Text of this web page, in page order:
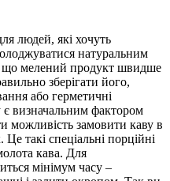
людей, які хочуть
натуральним
що мелений продукт швидше
зберігати його,
або герметичні
визначальним фактором
можливість замовити каву в
такі спеціальні порційні
кава. Для
мінімум часу –